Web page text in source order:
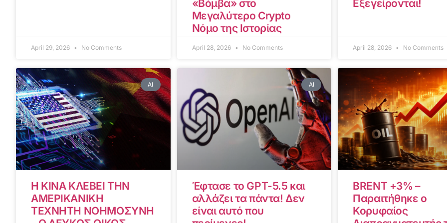
April 29, 2026 No Comments
«Βόμβα» στο
Μεγαλύτερο Crypto
Νόμο της Ιστορίας
April 28, 2026 No Comments
Εξεγείρονται!
April 28, 2026 No Comments
AI
Η ΚΙΝΑ ΚΛΕΒΕΙ ΤΗΝ
ΑΜΕΡΙΚΑΝΙΚΗ
ΤΕΧΝΗΤΗ ΝΟΗΜΟΣΥΝΗ
AI
Έφτασε το GPT-5.5 και
αλλάζει τα πάντα! Δεν
είναι αυτό που
BRENT +3% –
Παραιτήθηκε ο
Κορυφαίος